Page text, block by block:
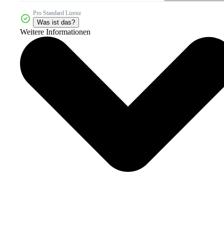
Pro Standard Lizenz
Was ist das?
Weitere Informationen